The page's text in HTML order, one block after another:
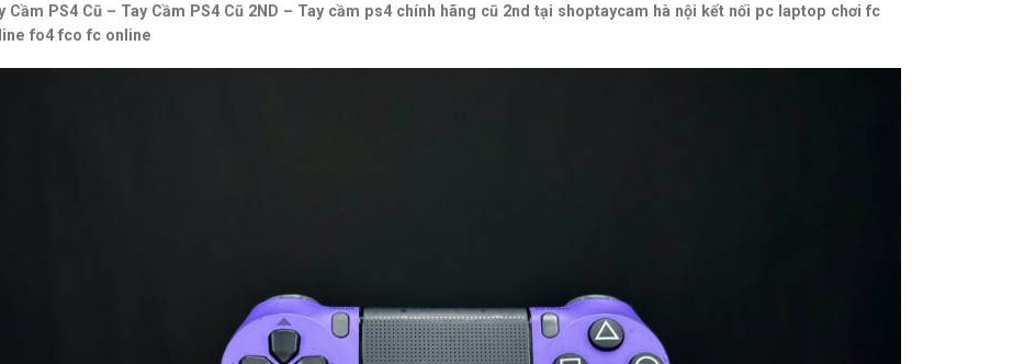
Cầm PS4 Cũ – Tay Cầm PS4 Cũ 2ND – Tay cầm ps4 chính hãng cũ 2nd tại shoptaycam hà nội kết nối pc laptop chơi fc
fo4 fco fc online